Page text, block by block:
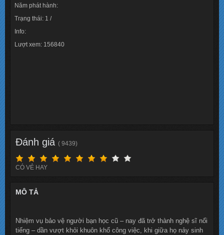
Năm phát hành:
Trạng thái: 1 /
Info:
Lượt xem: 156840
Đánh giá ( 9439)
CÓ VẺ HAY
MÔ TẢ
Nhiệm vụ bảo vệ người bạn học cũ – nay đã trở thành nghệ sĩ nổi
tiếng – dần vượt khỏi khuôn khổ công việc, khi giữa họ nảy sinh